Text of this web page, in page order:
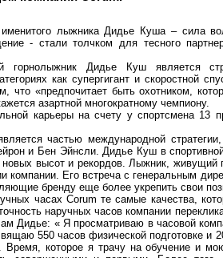
лыжника Дидье Куша – сила
- стали толчком для тесного
горнолыжник Дидье Куш является
как супергигант и скоростной
что «предпочитает быть охотником,
азартной многократному чемпиону.
карьеры на счету у спортсмена 13
частью международной
и Бен Эйнсли. Дидье Куш в
высот и рекордов. Лыжник, живущий
Его встреча с генеральным
бренду еще более укрепить свои
часах Corum те самые качества,
наручных часов компании
Дидье: « Я просматриваю в часовой
550 часов физической подготовке и
Время, которое я трачу на обучение и